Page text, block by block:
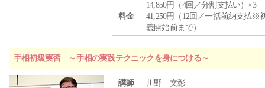
料金
14,850円（4回／分割支払い）×3
41,250円（12回／一括前納支払※
義開始前まで）
手相初級実習 ～手相の実践テクニックを身につける～
講師 川野 文彰